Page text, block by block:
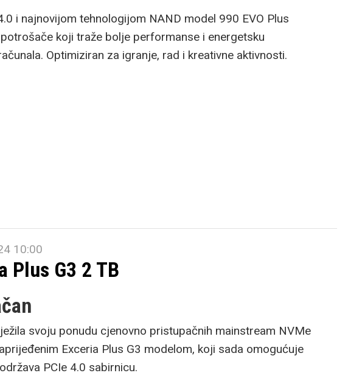
i najnovijom tehnologijom NAND model 990 EVO Plus
koji traže bolje performanse i energetsku
Optimiziran za igranje, rad i kreativne aktivnosti.
10:00
Plus G3 2 TB
svoju ponudu cjenovno pristupačnih mainstream NVMe
Exceria Plus G3 modelom, koji sada omogućuje
PCIe 4.0 sabirnicu.